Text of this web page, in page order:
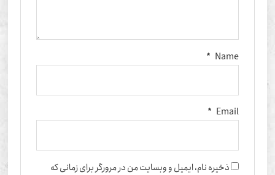
*
*
ذخیره نام، ایمیل و وبسایت من در مرورگر برای زمانی که